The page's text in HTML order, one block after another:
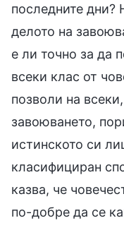
последните
делото на
е ли точно за да
всеки клас от
позволи на
завоюването,
истинското си
класифициран
казва, че
по-добре да се